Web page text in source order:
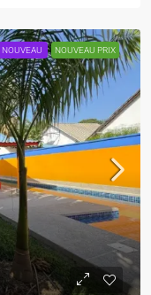
NOUVEAU NOUVEAU PRIX